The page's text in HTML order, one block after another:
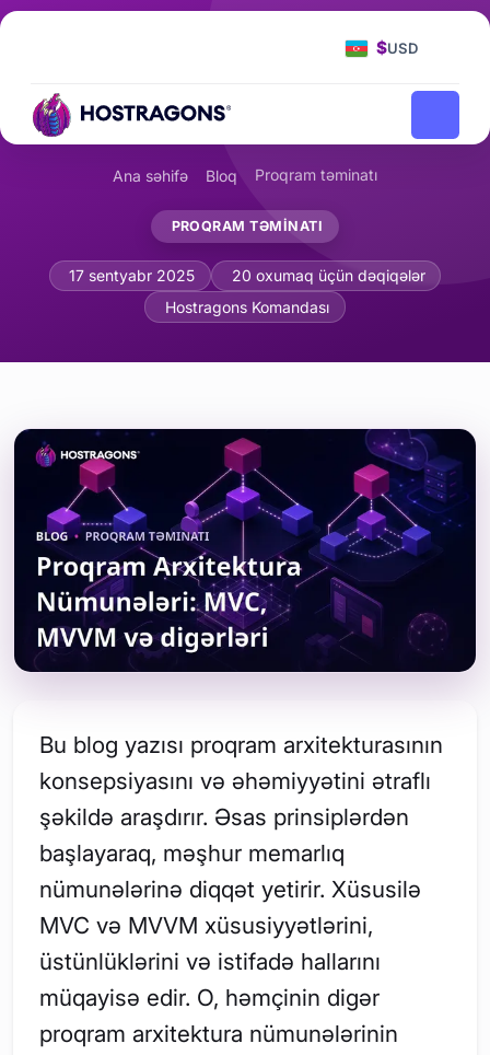
$USD
Ana səhifə Bloq Proqram təminatı
PROQRAM TƏMINATI
Proqram Arxitektura Nümunələri:
17 sentyabr 2025
20 oxumaq üçün dəqiqələr
Hostragons Komandası
Bu blog yazısı proqram arxitekturasının
konsepsiyasını və əhəmiyyətini ətraflı
şəkildə araşdırır. Əsas prinsiplərdən
başlayaraq, məşhur memarlıq
nümunələrinə diqqət yetirir. Xüsusilə
MVC və MVVM xüsusiyyətlərini,
üstünlüklərini və istifadə hallarını
müqayisə edir. O, həmçinin digər
proqram arxitektura nümunələrinin